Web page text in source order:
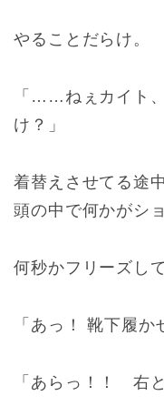
やることだらけ。
「……ねぇカイト
け？」
着替えさせてる途
頭の中で何かがシ
何秒かフリーズし
「あっ！ 靴下履か
「あらっ！！ 右